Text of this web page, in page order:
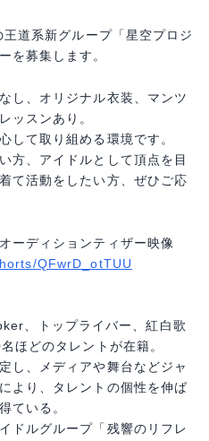
道系新グループ「星空プロジ
を募集します。
し、オリジナル衣装、マンツ
ッスンあり。
して取り組める環境です。
方、アイドルとして頂点を目
て活動をしたい方、ぜひご応
ーディションティザー映像
QFwrD_otTUU
、トップライバー、紅白歌
ほどのタレントが在籍。
し、メディアや舞台などジャ
より、タレントの個性を伸ば
ている。
ドルグループ「残響のリフレ